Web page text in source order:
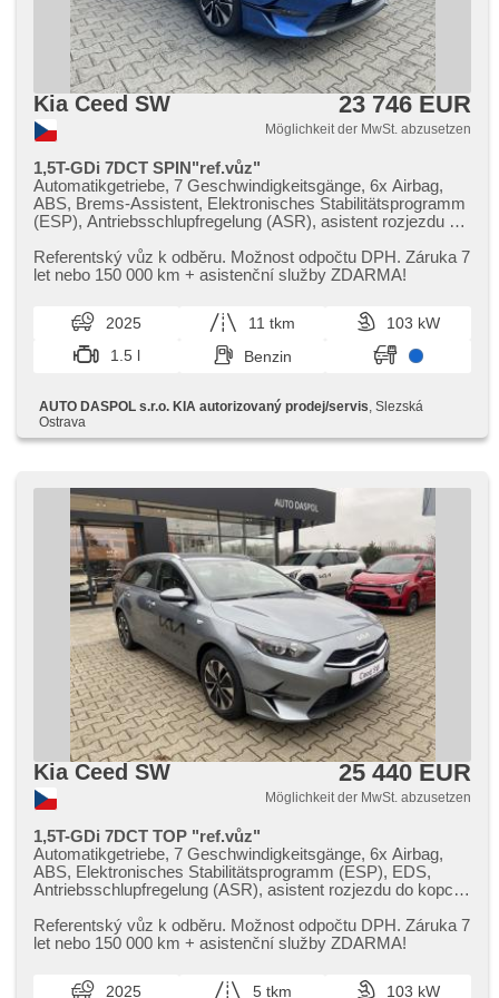
Kia Ceed SW 23 746 EUR
Möglichkeit der MwSt. abzusetzen
1,5T-GDi 7DCT SPIN"ref.vůz"
Automatikgetriebe, 7 Geschwindigkeitsgänge, 6x Airbag,
ABS, Brems-Assistent, Elektronisches Stabilitätsprogramm
(ESP), Antriebsschlupfregelung (ASR), asistent rozjezdu do
Fahrers, Servolenkung, Klimaanlage, Tempomat, LED denní
svícení, automatické přepínání dálkových světel, Alufelgen,
parkovací senzory zadní, Fahrkamera, Lichtsensor,
Scheibenwischersensor, Lenkrad einstellbar,
Multifunktionslenkrad, beheizte Lenkrad, Android Auto,
Apple CarPlay, Bluetooth, El. Seitenscheiben, El.
Sicherung, Zentralverriegelung mit Funkfernbedienung,
Zentralverriegelung, isofix, beheizte Sitze, höheneinstellbare
Fahrersitz, Reifendrucksensor, Nebelscheinwerfer, Start-
Garantie
Referentský vůz k odběru. Možnost odpočtu DPH. Záruka 7
let nebo 150 000 km ​+ asistenční služby ZDARMA!
2025 11 tkm
103 kW
1.5 l
Benzin
AUTO DASPOL s.r.o. KIA autorizovaný prodej/servis , Slezská
Ostrava
Kia Ceed SW 25 440 EUR
Möglichkeit der MwSt. abzusetzen
1,5T-GDi 7DCT TOP "ref.vůz"
Automatikgetriebe, 7 Geschwindigkeitsgänge, 6x Airbag,
ABS, Elektronisches Stabilitätsprogramm (ESP), EDS,
Antriebsschlupfregelung (ASR), asistent rozjezdu do kopce
Zonen Klimaanlage, Klimaautomatik, Tempomat, täglich
Leuchten, LED denní svícení, Alufelgen, erfüllt 'EURO VI',
Scheibenwischersensor, Lenkrad einstellbar, beheizte
Referentský vůz k odběru. Možnost odpočtu DPH. Záruka 7
let nebo 150 000 km ​+ asistenční služby ZDARMA!
2025 5 tkm
103 kW